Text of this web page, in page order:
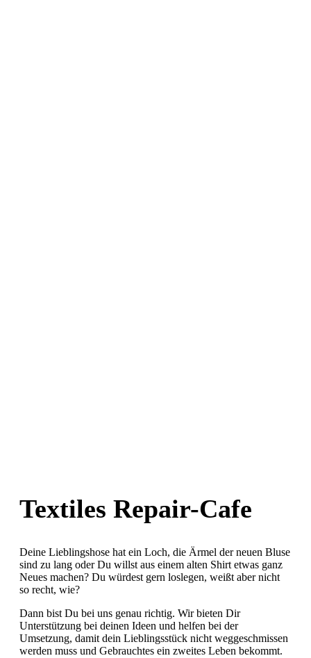
Textiles Repair-Cafe
Deine Lieblingshose hat ein Loch, die Ärmel der neuen Bluse
sind zu lang oder Du willst aus einem alten Shirt etwas ganz
Neues machen? Du würdest gern loslegen, weißt aber nicht
so recht, wie?
Dann bist Du bei uns genau richtig. Wir bieten Dir
Unterstützung bei deinen Ideen und helfen bei der
Umsetzung, damit dein Lieblingsstück nicht weggeschmissen
werden muss und Gebrauchtes ein zweites Leben bekommt.